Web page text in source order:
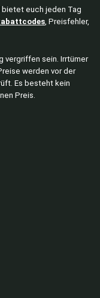
bietet euch jeden Tag
, Preisfehler,
vergriffen sein. Irrtümer
werden vor der
Es besteht kein
Preis.